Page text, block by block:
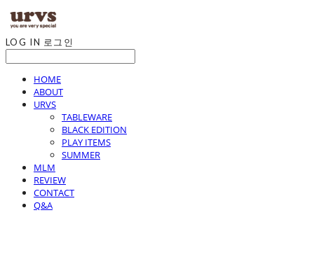
LOG IN 로그인
HOME
ABOUT
URVS
TABLEWARE
BLACK EDITION
PLAY ITEMS
SUMMER
MLM
REVIEW
CONTACT
Q&A